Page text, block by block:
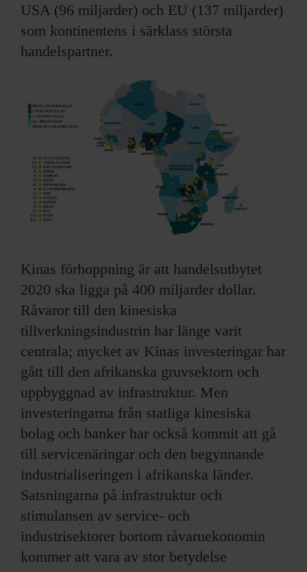
SKRIV I F&F
PRENUMERERA PÅ F&F
ANNONSERA I F&F
OM F&F
USA (96 miljarder) och EU (137 miljarder)
som kontinentens i särklass största
handelspartner.
Kinas förhoppning är att handelsutbytet
2020 ska ligga på 400 miljarder dollar.
Råvaror till den kinesiska
tillverkningsindustrin har länge varit
centrala; mycket av Kinas investeringar har
gått till den afrikanska gruvsektorn och
uppbyggnad av infrastruktur. Men
investeringarna från statliga kinesiska
bolag och banker har också kommit att gå
till servicenäringar och den begynnande
industrialiseringen i afrikanska länder.
Satsningarna på infrastruktur och
stimulansen av service- och
industrisektorer bortom råvaruekonomin
kommer att vara av stor betydelse